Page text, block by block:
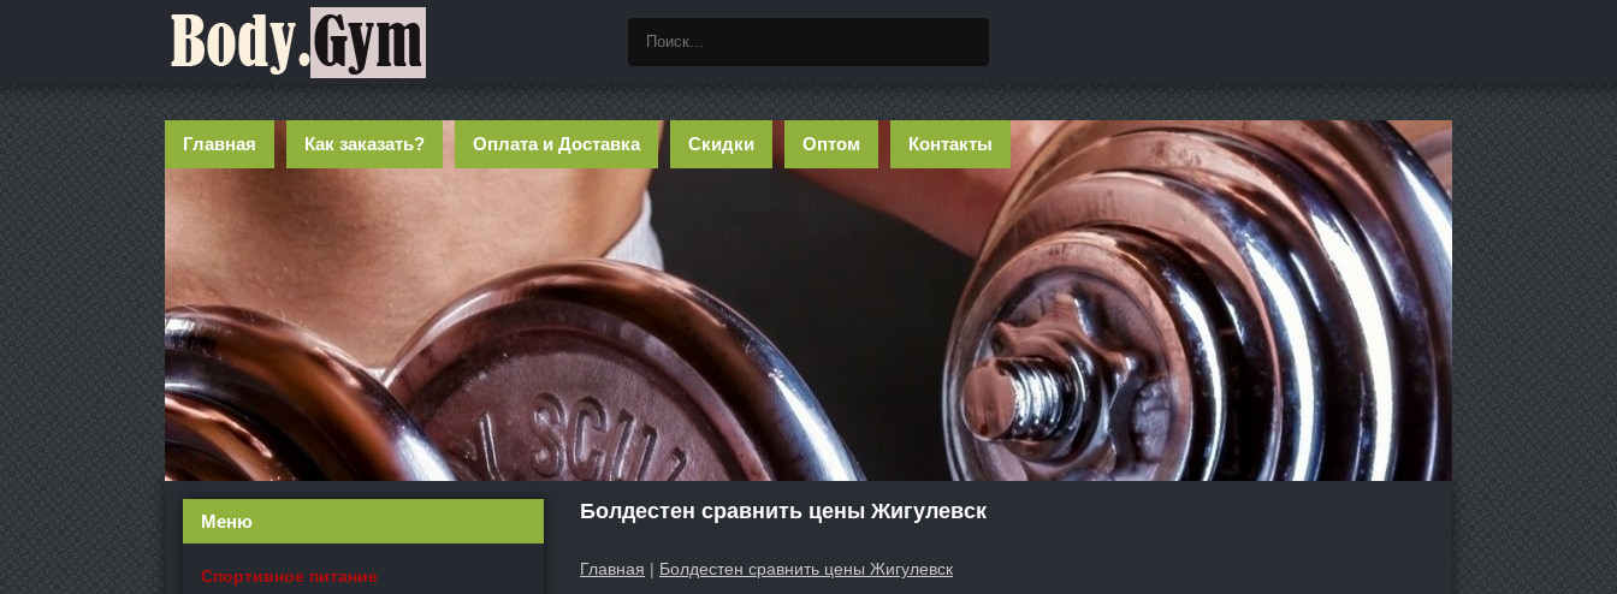
Главная Как заказать? Оплата и Доставка Скидки Оптом Контакты
Болдестен сравнить цены Жигулевск
Главная | Болдестен сравнить цены Жигулевск
Меню
Спортивное питание